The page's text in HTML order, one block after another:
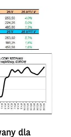
dla